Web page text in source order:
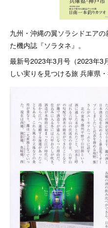
九州・沖縄の翼ソラシドエア
た機内誌『ソラタネ』。
最新号2023年3月号（2023年3
しい実りを見つける旅 兵庫県